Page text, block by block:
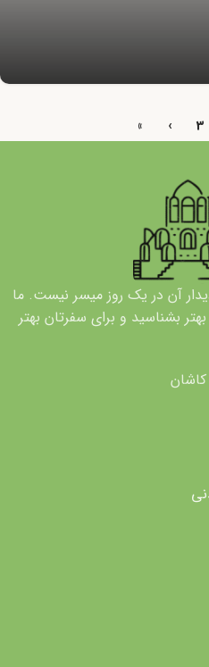
3
›
»
آن در یک روز میسر نیست. ما
بشناسید و برای سفرتان بهتر